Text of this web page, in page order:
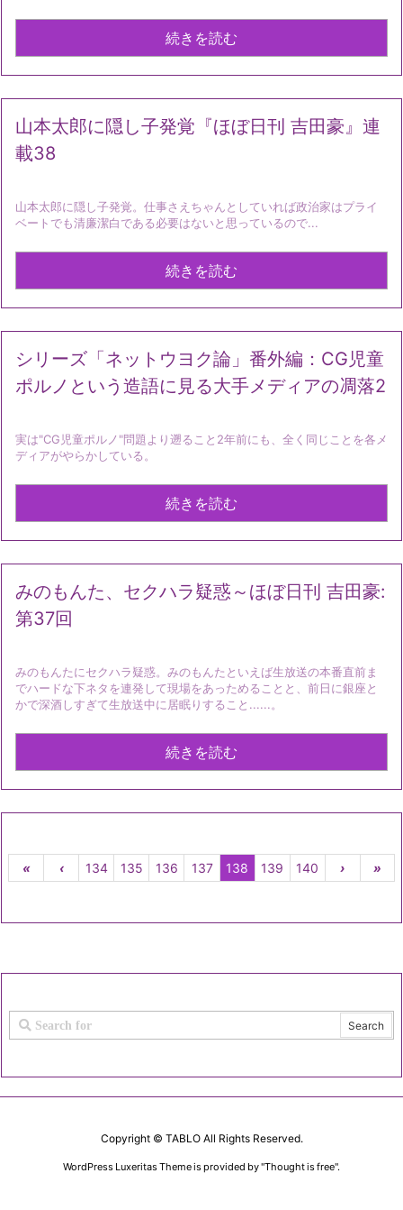
続きを読む
山本太郎に隠し子発覚『ほぼ日刊 吉田豪』連
載38
山本太郎に隠し子発覚。仕事さえちゃんとしていれば政治家はプライ
ベートでも清廉潔白である必要はないと思っているので...
続きを読む
シリーズ「ネットウヨク論」番外編：CG児童
ポルノという造語に見る大手メディアの凋落2
実は"CG児童ポルノ"問題より遡ること2年前にも、全く同じことを各メ
ディアがやらかしている。
続きを読む
みのもんた、セクハラ疑惑～ほぼ日刊 吉田豪:
第37回
みのもんたにセクハラ疑惑。みのもんたといえば生放送の本番直前ま
でハードな下ネタを連発して現場をあっためることと、前日に銀座と
かで深酒しすぎて生放送中に居眠りすること......。
続きを読む
« ‹ 134 135 136 137 138 139 140 › »
Copyright © TABLOAll Rights Reserved.
WordPress Luxeritas Theme is provided by "Thought is free".